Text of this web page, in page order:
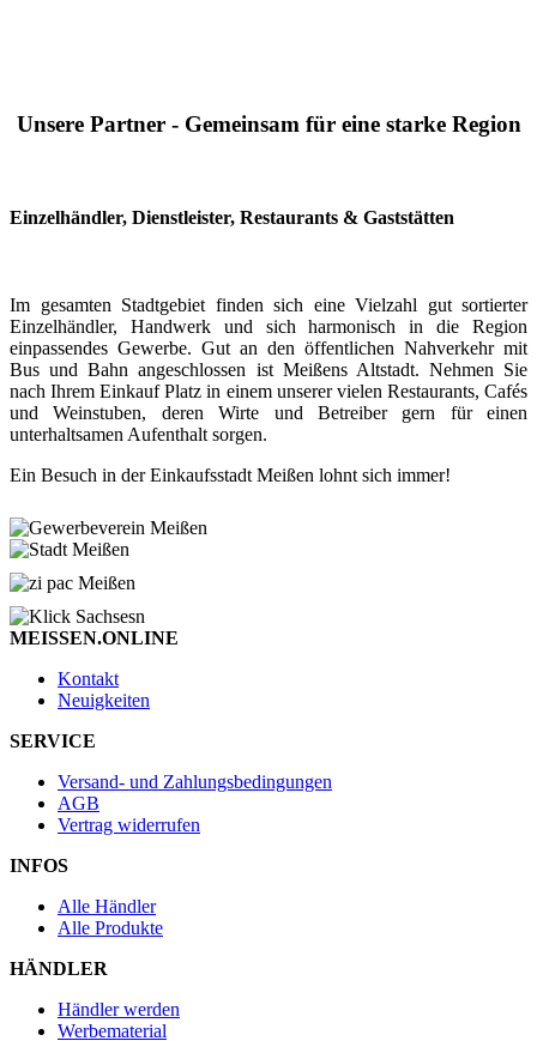
Unsere Partner - Gemeinsam für eine starke Region
Einzelhändler, Dienstleister, Restaurants & Gaststätten
Im gesamten Stadtgebiet finden sich eine Vielzahl gut sortierter
Einzelhändler, Handwerk und sich harmonisch in die Region
einpassendes Gewerbe. Gut an den öffentlichen Nahverkehr mit
Bus und Bahn angeschlossen ist Meißens Altstadt. Nehmen Sie
nach Ihrem Einkauf Platz in einem unserer vielen Restaurants, Cafés
und Weinstuben, deren Wirte und Betreiber gern für einen
unterhaltsamen Aufenthalt sorgen.
Ein Besuch in der Einkaufsstadt Meißen lohnt sich immer!
MEISSEN.ONLINE
Kontakt
Neuigkeiten
SERVICE
Versand- und Zahlungsbedingungen
AGB
Vertrag widerrufen
INFOS
Alle Händler
Alle Produkte
HÄNDLER
Händler werden
Werbematerial